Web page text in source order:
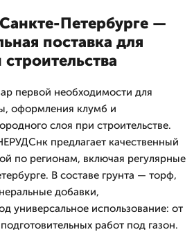
Петербурге —
поставка для
первой необходимости для
оформления клумб и
слоя при строительстве.
предлагает качественный
по регионам, включая регулярные
В составе грунта — торф,
добавки,
универсальное использование: от
работ под газон.